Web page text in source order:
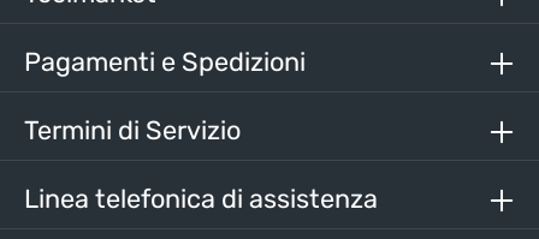
Inserisci i caratteri sopra*
Linea telefonica di assistenza
Pagamenti e Spedizioni
Termini di Servizio